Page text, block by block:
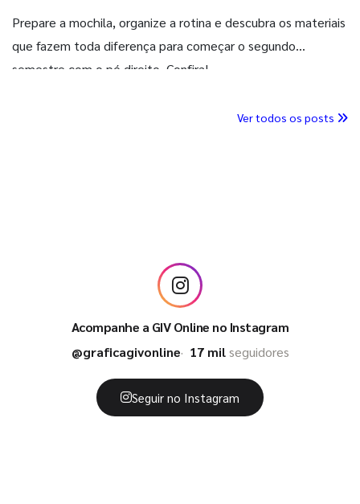
Prepare a mochila, organize a rotina e descubra os materiais
que fazem toda diferença para começar o segundo
semestre com o pé direito. Confira!
Ver todos os posts
Acompanhe a GIV Online no Instagram
@graficagivonline
17 milseguidores
Seguir no Instagram